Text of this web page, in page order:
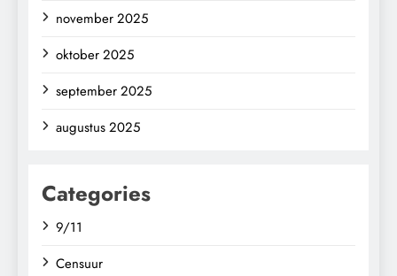
november 2025
oktober 2025
september 2025
augustus 2025
Categories
9/11
Censuur